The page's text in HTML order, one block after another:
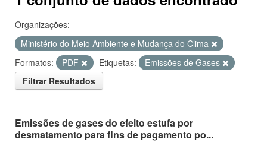
Organizações:
Ministério do Meio Ambiente e Mudança do Clima
Formatos:
PDF Etiquetas:
Emissões de Gases
Filtrar Resultados
Emissões de gases do efeito estufa por
desmatamento para fins de pagamento po...